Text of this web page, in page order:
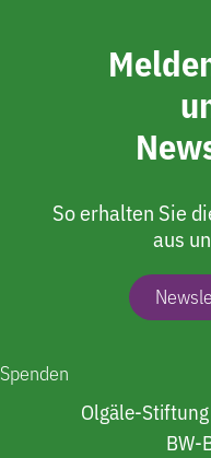
So erhalten Sie
aus
Spenden
Olgäle-
BW-